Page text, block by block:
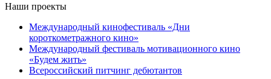
Наши проекты
Международный кинофестиваль «Дни
короткометражного кино»
Международный фестиваль мотивационного кино
«Будем жить»
Всероссийский питчинг дебютантов